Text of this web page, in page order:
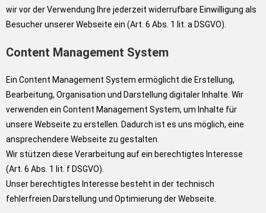
wir vor der Verwendung Ihre jederzeit widerrufbare Einwilligung als
Besucher unserer Webseite ein (Art. 6 Abs. 1 lit. a DSGVO).
Content Management System
Ein Content Management System ermöglicht die Erstellung,
Bearbeitung, Organisation und Darstellung digitaler Inhalte. Wir
verwenden ein Content Management System, um Inhalte für
unsere Webseite zu erstellen. Dadurch ist es uns möglich, eine
ansprechendere Webseite zu gestalten.
Wir stützen diese Verarbeitung auf ein berechtigtes Interesse
(Art. 6 Abs. 1 lit. f DSGVO).
Unser berechtigtes Interesse besteht in der technisch
fehlerfreien Darstellung und Optimierung der Webseite.